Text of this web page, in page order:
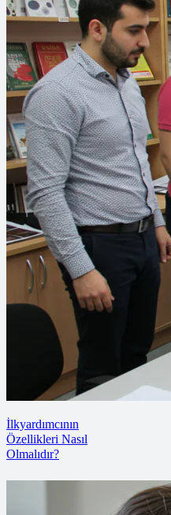
İlkyardımcının
Özellikleri Nasıl
Olmalıdır?